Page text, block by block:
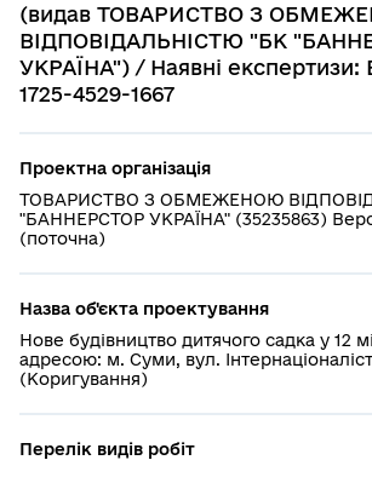
(видав ТОВАРИСТВО З
ВІДПОВІДАЛЬНІСТЮ "БК
УКРАЇНА") / Наявні експертизи:
1725-4529-1667
Проектна організація
ТОВАРИСТВО З ОБМЕЖЕНОЮ
"БАННЕРСТОР УКРАЇНА" (35235863)
(поточна)
Назва об'єкта проектування
Нове будівництво дитячого садка у 12
адресою: м. Суми, вул.
(Коригування)
Перелік видів робіт